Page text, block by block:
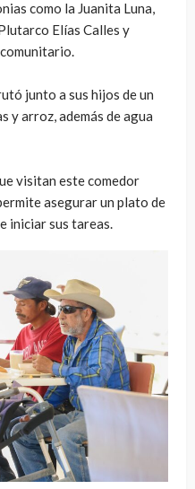
como la Juanita Luna,
Elías Calles y
junto a sus hijos de un
y arroz, además de agua
visitan este comedor
asegurar un plato de
iniciar sus tareas.